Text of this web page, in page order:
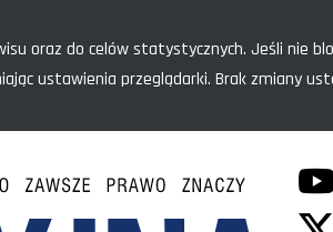
oraz do celów statystycznych. Jeśli nie
ustawienia przeglądarki. Brak zmiany